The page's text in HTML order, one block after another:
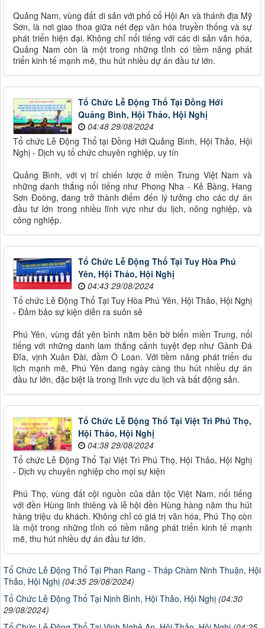
Quảng Nam, vùng đất di sản với phố cổ Hội An và thánh địa Mỹ
Sơn, là nơi giao thoa giữa nét đẹp văn hóa truyền thống và sự
phát triển hiện đại. Không chỉ nổi tiếng với các di sản văn hóa,
Quảng Nam còn là một trong những tỉnh có tiềm năng phát
triển kinh tế mạnh mẽ, thu hút nhiều dự án đầu tư lớn.
Tổ Chức Lễ Động Thổ Tại Đồng Hới
Quảng Bình, Hội Thảo, Hội Nghị
04:48 29/08/2024
Tổ chức Lễ Động Thổ tại Đồng Hới Quảng Bình, Hội Thảo, Hội
Nghị - Dịch vụ tổ chức chuyên nghiệp, uy tín
Quảng Bình, với vị trí chiến lược ở miền Trung Việt Nam và
những danh thắng nổi tiếng như Phong Nha - Kẻ Bàng, Hang
Sơn Đoòng, đang trở thành điểm đến lý tưởng cho các dự án
đầu tư lớn trong nhiều lĩnh vực như du lịch, nông nghiệp, và
công nghiệp.
Tổ Chức Lễ Động Thổ Tại Tuy Hòa Phú
Yên, Hội Thảo, Hội Nghị
04:43 29/08/2024
Tổ chức Lễ Động Thổ Tại Tuy Hòa Phú Yên, Hội Thảo, Hội Nghị
- Đảm bảo sự kiện diễn ra suôn sẻ
Phú Yên, vùng đất yên bình nằm bên bờ biển miền Trung, nổi
tiếng với những danh lam thắng cảnh tuyệt đẹp như Gành Đá
Đĩa, vịnh Xuân Đài, đầm Ô Loan. Với tiềm năng phát triển du
lịch mạnh mẽ, Phú Yên đang ngày càng thu hút nhiều dự án
đầu tư lớn, đặc biệt là trong lĩnh vực du lịch và bất động sản.
Tổ Chức Lễ Động Thổ Tại Việt Trì Phú Thọ,
Hội Thảo, Hội Nghị
04:38 29/08/2024
Tổ chức Lễ Động Thổ Tại Việt Trì Phú Thọ, Hội Thảo, Hội Nghị
- Dịch vụ chuyên nghiệp cho mọi sự kiện
Phú Thọ, vùng đất cội nguồn của dân tộc Việt Nam, nổi tiếng
với đền Hùng linh thiêng và lễ hội đền Hùng hàng năm thu hút
hàng triệu du khách. Không chỉ có giá trị văn hóa, Phú Thọ còn
là một trong những tỉnh có tiềm năng phát triển kinh tế mạnh
mẽ, thu hút nhiều dự án đầu tư lớn.
Tổ Chức Lễ Động Thổ Tại Phan Rang - Tháp Chàm Ninh Thuận, Hội
Thảo, Hội Nghị (04:35 29/08/2024)
Tổ Chức Lễ Động Thổ Tại Ninh Bình, Hội Thảo, Hội Nghị (04:30
29/08/2024)